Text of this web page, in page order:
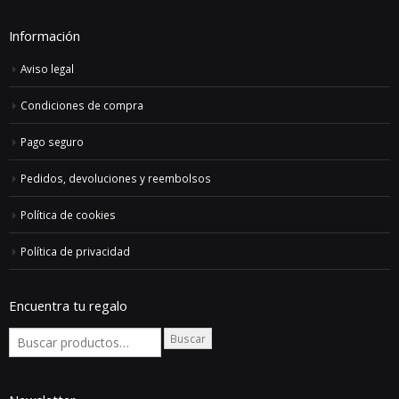
Información
Aviso legal
Condiciones de compra
Pago seguro
Pedidos, devoluciones y reembolsos
Política de cookies
Política de privacidad
Encuentra tu regalo
Buscar